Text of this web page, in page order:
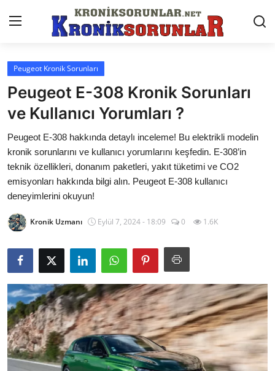
Anasayfa
Markalar
İletişim
Trafik & Cezalar
Sigorta & Kasko
Vergi & ÖTV & MTV
Sorgulamalar
İkinci El & Alım-Satım
Bakım & Arıza Çözümleri
Elektrikli & Hibrit
Peugeot Kronik Sorunları
Peugeot E-308 Kronik Sorunları
ve Kullanıcı Yorumları ?
Peugeot E-308 hakkında detaylı inceleme! Bu elektrikli modelin
kronik sorunlarını ve kullanıcı yorumlarını keşfedin. E-308’in
teknik özellikleri, donanım paketleri, yakıt tüketimi ve CO2
emisyonları hakkında bilgi alın. Peugeot E-308 kullanıcı
deneyimlerini okuyun!
Kronik Uzmanı Eylül 7, 2024 - 18:09 0 1.6K